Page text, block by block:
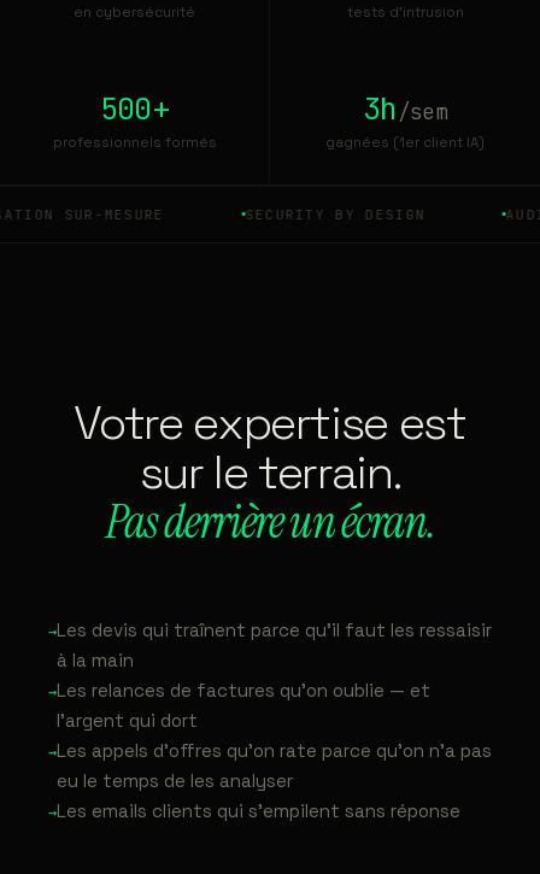
en cybersécurité tests d'intrusion
500+
professionnels formés
3h /sem
gagnées (1er client IA)
SUR-MESURE SECURITY BY DESIGN AUDIT &
Votre expertise est
sur le terrain.
Pas derrière un écran.
→Les devis qui traînent parce qu'il faut les ressaisir
à la main
→Les relances de factures qu'on oublie — et
l'argent qui dort
→Les appels d'offres qu'on rate parce qu'on n'a pas
eu le temps de les analyser
→Les emails clients qui s'empilent sans réponse